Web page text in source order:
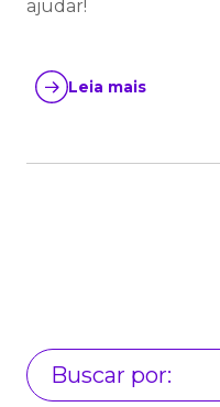
ajudar!
Leia mais